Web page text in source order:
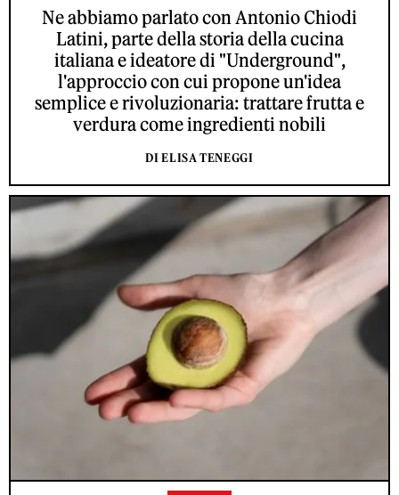
Ne abbiamo parlato con Antonio Chiodi
Latini, parte della storia della cucina
italiana e ideatore di "Underground",
l'approccio con cui propone un'idea
semplice e rivoluzionaria: trattare frutta e
verdura come ingredienti nobili
DI ELISA TENEGGI